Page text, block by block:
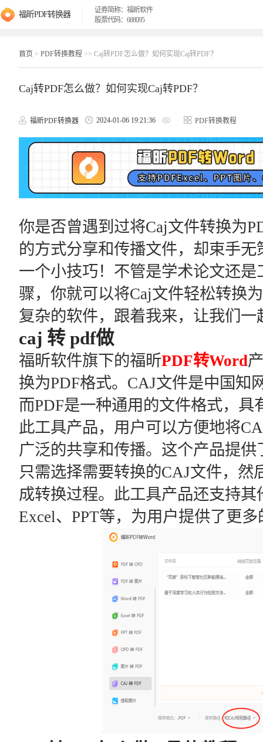
福昕PDF转换器
证券简称：福昕软件
股票代码：688095
首页 > PDF转换教程 >> Caj转PDF怎么做？如何实现Caj转PDF？
Caj转PDF怎么做？如何实现Caj转PDF？
福昕PDF转换器 2024-01-06 19:21:36 PDF转换教程
你是否曾遇到过将Caj文件转换为
的方式分享和传播文件，却束手
一个小技巧！不管是学术论文还
骤，你就可以将Caj文件轻松转换
复杂的软件，跟着我来，让我们
caj 转 pdf做
福昕软件旗下的福昕PDF转Word
换为PDF格式。CAJ文件是中国知
而PDF是一种通用的文件格式，
此工具产品，用户可以方便地将
广泛的共享和传播。这个产品提
只需选择需要转换的CAJ文件，然
成转换过程。此工具产品还支持
Excel、PPT等，为用户提供了更